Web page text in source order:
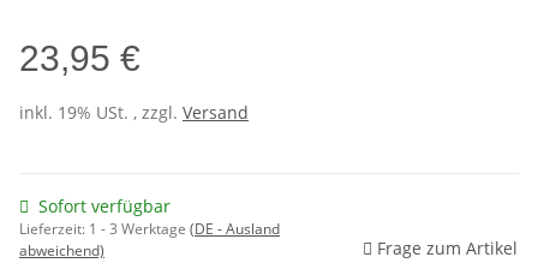
23,95 €
inkl. 19% USt. , zzgl. Versand
Sofort verfügbar
Lieferzeit: 1 - 3 Werktage (DE - Ausland
abweichend)
Frage zum Artikel